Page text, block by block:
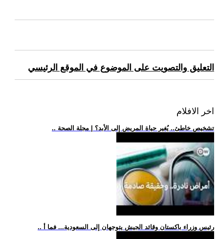
التعليق والتصويت على الموضوع في الموقع الرئيسي
اخر الافلام
.. تشخيص خاطئ.. يُغير حياة المريض إلى الأبد؟ | مجلة الصحة
.. رئيس وزراء باكستان وقائد الجيش يتوجهان إلى السعودية... فما أ